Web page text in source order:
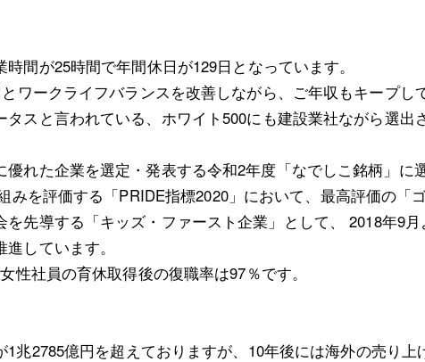
間が25時間で年間休日が129日となっています。
ワークライフバランスを改善しながら、ご年収もキープし
スと言われている、ホワイト500にも建設業社ながら選出
優れた企業を選定・発表する令和2年度「なでしこ銘柄」に選
みを評価する「PRIDE指標2020」において、最高評価の「
を先導する「キッズ・ファースト企業」として、 2018年9
しています。
性社員の育休取得後の復職率は97％です。
兆2785億円を超えておりますが、10年後には海外の売り上